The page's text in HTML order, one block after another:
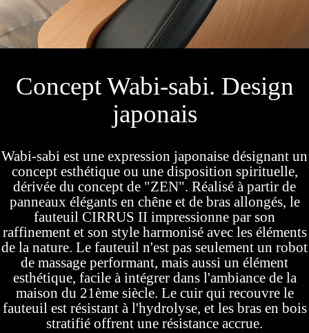
Concept Wabi-sabi. Design
japonais
Wabi-sabi est une expression japonaise désignant un
concept esthétique ou une disposition spirituelle,
dérivée du concept de "ZEN". Réalisé à partir de
panneaux élégants en chêne et de bras allongés, le
fauteuil CIRRUS II impressionne par son
raffinement et son style harmonisé avec les éléments
de la nature. Le fauteuil n'est pas seulement un robot
de massage performant, mais aussi un élément
esthétique, facile à intégrer dans l'ambiance de la
maison du 21ème siècle. Le cuir qui recouvre le
fauteuil est résistant à l'hydrolyse, et les bras en bois
stratifié offrent une résistance accrue.